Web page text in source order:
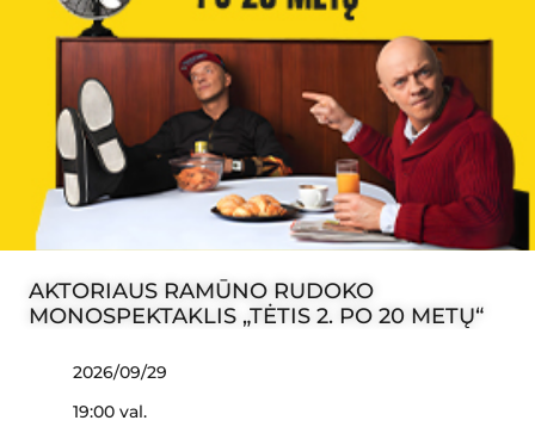
AKTORIAUS RAMŪNO RUDOKO
MONOSPEKTAKLIS „TĖTIS 2. PO 20 METŲ“
2026/09/29
19:00 val.